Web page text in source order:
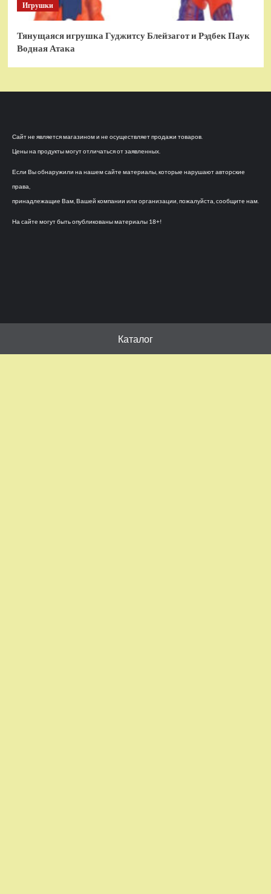
Игрушки
Тянущаяся игрушка Гуджитсу Блейзагот и Рэдбек Паук
Водная Атака
Сайт не является магазином и не осуществляет продажи товаров.
Цены на продукты могут отличаться от заявленных.
Если Вы обнаружили на нашем сайте материалы, которые нарушают авторские
права,
принадлежащие Вам, Вашей компании или организации, пожалуйста, сообщите нам.
На сайте могут быть опубликованы материалы 18+!
Каталог